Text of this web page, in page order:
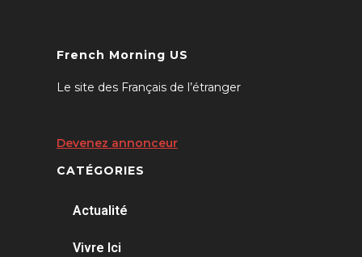
French Morning US
Le site des Français de l’étranger
Devenez annonceur
CATÉGORIES
Actualité
Vivre Ici